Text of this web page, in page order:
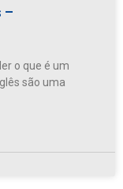
–
o que é um
são uma